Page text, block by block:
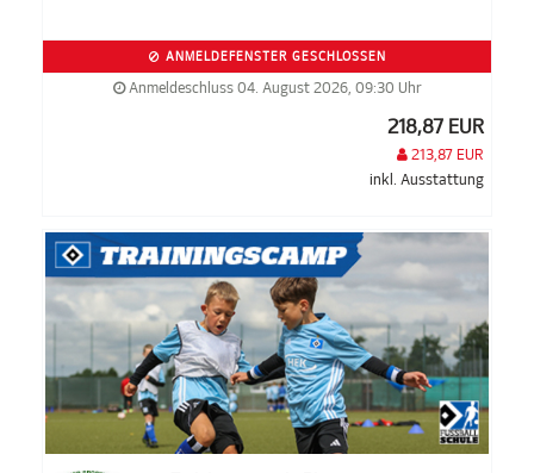
ANMELDEFENSTER GESCHLOSSEN
Anmeldeschluss 04. August 2026, 09:30 Uhr
218,87 EUR
213,87 EUR
inkl. Ausstattung